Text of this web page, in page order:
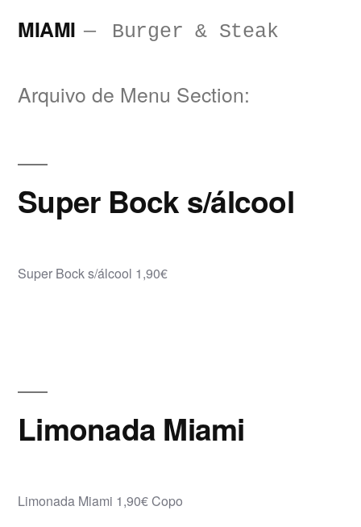
conteúdo
MIAMI Burger & Steak
Arquivo de Menu Section:
Super Bock s/álcool
Super Bock s/álcool 1,90€
Limonada Miami
Limonada Miami 1,90€ Copo